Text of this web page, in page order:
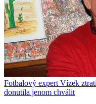
Fotbalový expert Vízek
donutila jenom chválit